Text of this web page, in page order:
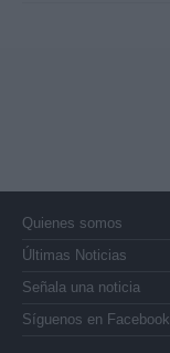
Quienes somos
Últimas Noticias
Señala una noticia
Síguenos en Facebook